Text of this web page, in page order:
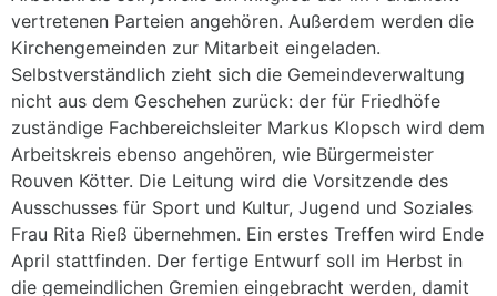
vertretenen Parteien angehören. Außerdem werden die
Kirchengemeinden zur Mitarbeit eingeladen.
Selbstverständlich zieht sich die Gemeindeverwaltung
nicht aus dem Geschehen zurück: der für Friedhöfe
zuständige Fachbereichsleiter Markus Klopsch wird dem
Arbeitskreis ebenso angehören, wie Bürgermeister
Rouven Kötter. Die Leitung wird die Vorsitzende des
Ausschusses für Sport und Kultur, Jugend und Soziales
Frau Rita Rieß übernehmen. Ein erstes Treffen wird Ende
April stattfinden. Der fertige Entwurf soll im Herbst in
die gemeindlichen Gremien eingebracht werden, damit